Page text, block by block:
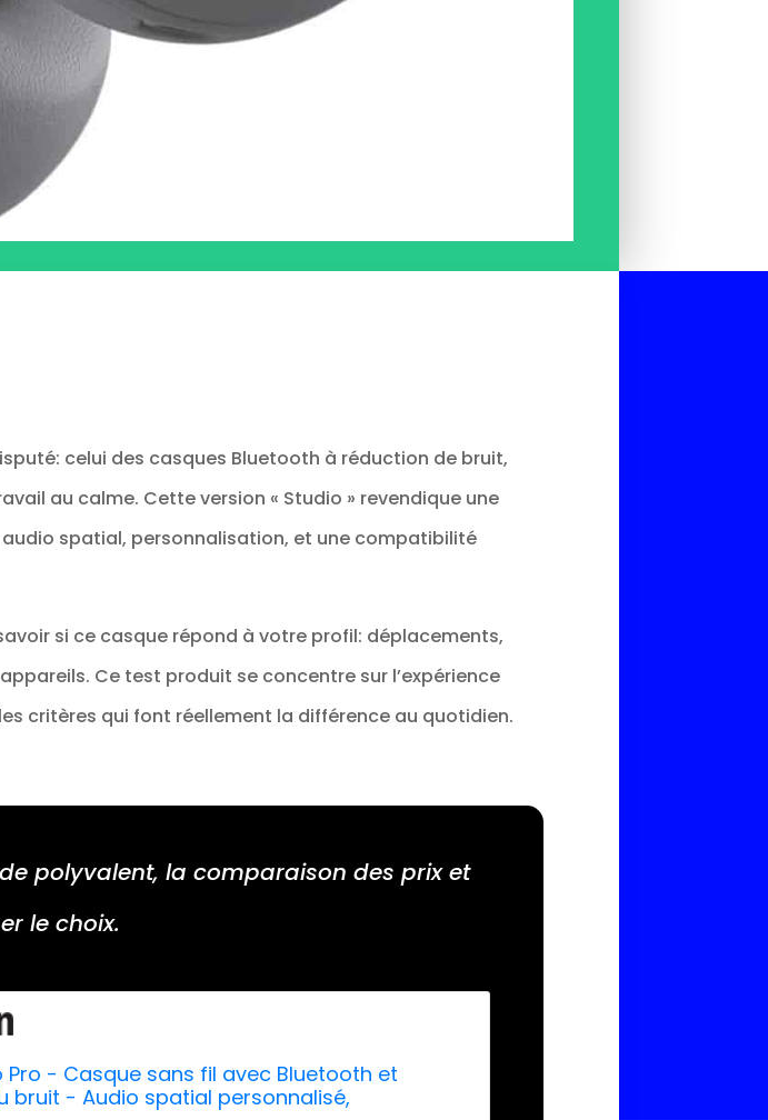
celui des casques Bluetooth à réduction de bruit,
au calme. Cette version « Studio » revendique une
spatial, personnalisation, et une compatibilité
si ce casque répond à votre profil: déplacements,
Ce test produit se concentre sur l’expérience
critères qui font réellement la différence au quotidien.
polyvalent, la comparaison des prix et
le choix.
Pro - Casque sans fil avec Bluetooth et
bruit - Audio spatial personnalisé,